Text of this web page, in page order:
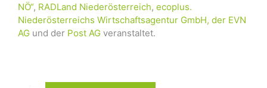
NÖ“, RADLand Niederösterreich, ecoplus.
Niederösterreichs Wirtschaftsagentur GmbH, der EVN
AG und der Post AG veranstaltet.